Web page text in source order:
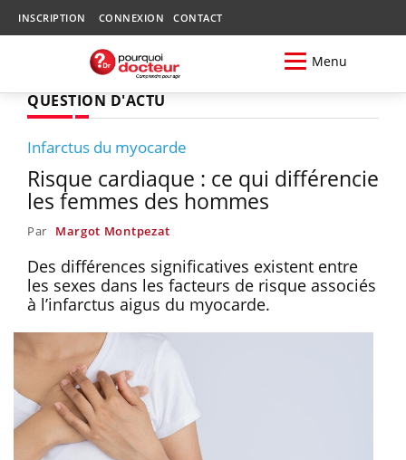
INSCRIPTION CONNEXION CONTACT
Menu
QUESTION D'ACTU
Infarctus du myocarde
Risque cardiaque : ce qui différencie
les femmes des hommes
Par Margot Montpezat
Des différences significatives existent entre
les sexes dans les facteurs de risque associés
à l’infarctus aigus du myocarde.